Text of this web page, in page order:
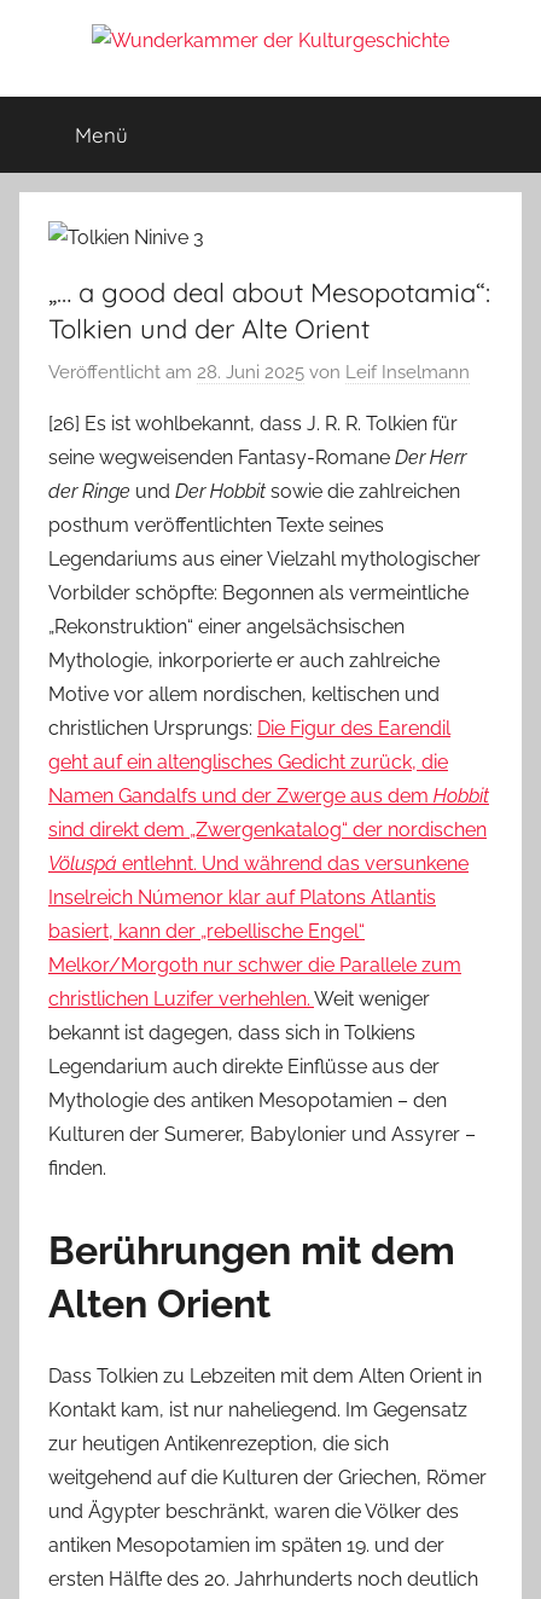
Wunderkammer
der
Kulturgeschichte
Geschichte
&
Archäologie
Menü
„… a good deal about Mesopotamia“:
Tolkien und der Alte Orient
Veröffentlicht am 28. Juni 2025 von Leif Inselmann
[26] Es ist wohlbekannt, dass J. R. R. Tolkien für
seine wegweisenden Fantasy-Romane Der Herr
der Ringe und Der Hobbit sowie die zahlreichen
posthum veröffentlichten Texte seines
Legendariums aus einer Vielzahl mythologischer
Vorbilder schöpfte: Begonnen als vermeintliche
„Rekonstruktion“ einer angelsächsischen
Mythologie, inkorporierte er auch zahlreiche
Motive vor allem nordischen, keltischen und
christlichen Ursprungs: Die Figur des Earendil
geht auf ein altenglisches Gedicht zurück, die
Namen Gandalfs und der Zwerge aus dem Hobbit
sind direkt dem „Zwergenkatalog“ der nordischen
Völuspá entlehnt. Und während das versunkene
Inselreich Númenor klar auf Platons Atlantis
basiert, kann der „rebellische Engel“
Melkor/Morgoth nur schwer die Parallele zum
christlichen Luzifer verhehlen. Weit weniger
bekannt ist dagegen, dass sich in Tolkiens
Legendarium auch direkte Einflüsse aus der
Mythologie des antiken Mesopotamien – den
Kulturen der Sumerer, Babylonier und Assyrer –
finden.
Berührungen mit dem
Alten Orient
Dass Tolkien zu Lebzeiten mit dem Alten Orient in
Kontakt kam, ist nur naheliegend. Im Gegensatz
zur heutigen Antikenrezeption, die sich
weitgehend auf die Kulturen der Griechen, Römer
und Ägypter beschränkt, waren die Völker des
antiken Mesopotamien im späten 19. und der
ersten Hälfte des 20. Jahrhunderts noch deutlich